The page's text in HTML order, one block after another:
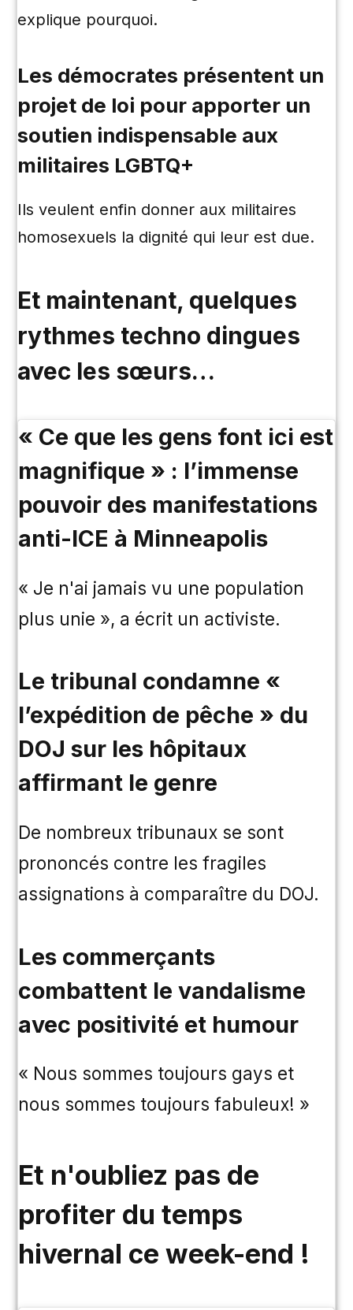
explique pourquoi.
Les démocrates présentent un
projet de loi pour apporter un
soutien indispensable aux
militaires LGBTQ+
Ils veulent enfin donner aux militaires
homosexuels la dignité qui leur est due.
Et maintenant, quelques
rythmes techno dingues
avec les sœurs…
« Ce que les gens font ici est
magnifique » : l’immense
pouvoir des manifestations
anti-ICE à Minneapolis
« Je n'ai jamais vu une population
plus unie », a écrit un activiste.
Le tribunal condamne «
l’expédition de pêche » du
DOJ sur les hôpitaux
affirmant le genre
De nombreux tribunaux se sont
prononcés contre les fragiles
assignations à comparaître du DOJ.
Les commerçants
combattent le vandalisme
avec positivité et humour
« Nous sommes toujours gays et
nous sommes toujours fabuleux! »
Et n'oubliez pas de
profiter du temps
hivernal ce week-end !